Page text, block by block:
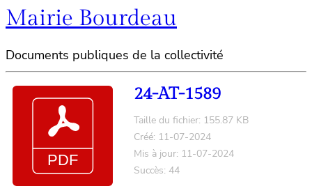
Mairie Bourdeau
Documents publiques de la collectivité
24-AT-1589
Taille du fichier: 155.87 KB
Créé: 11-07-2024
Mis à jour: 11-07-2024
Succès: 44